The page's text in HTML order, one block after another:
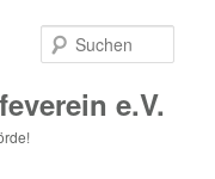
e.V.